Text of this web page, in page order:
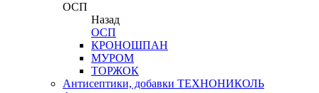
ОСП
Назад
ОСП
КРОНОШПАН
МУРОМ
ТОРЖОК
Антисептики, добавки ТЕХНОНИКОЛЬ